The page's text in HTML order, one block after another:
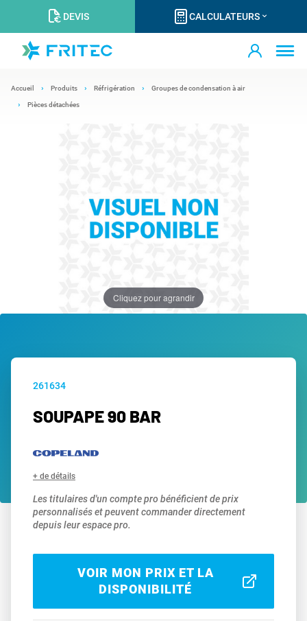
DEVIS CALCULATEURS
Accueil Produits Réfrigération Groupes de condensation à air
Pièces détachées
Cliquez pour agrandir
261634
SOUPAPE 90 BAR
+ de détails
Les titulaires d'un compte pro bénéficient de prix
personnalisés et peuvent commander directement
depuis leur espace pro.
VOIR MON PRIX ET LA
DISPONIBILITÉ